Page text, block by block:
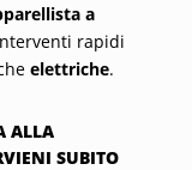
a
rapidi
elettriche.
ALLA
SUBITO